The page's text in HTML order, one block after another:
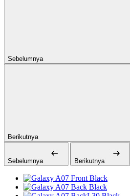
Sebelumnya
Berikutnya
Sebelumnya Berikutnya